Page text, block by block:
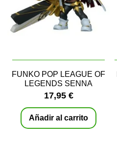
FUNKO POP LEAGUE OF
LEGENDS SENNA
17,95 €
Añadir al carrito